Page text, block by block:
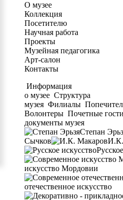
О музее
Коллекция
Посетителю
Научная работа
Проекты
Музейная педагогика
Арт-салон
Контакты
Информация
о музее Структура
музея Филиалы
Волонтеры Почетные гости
документы музея
Степан
Сычков
И.К.
искусство Мордовии
отечественное искусство